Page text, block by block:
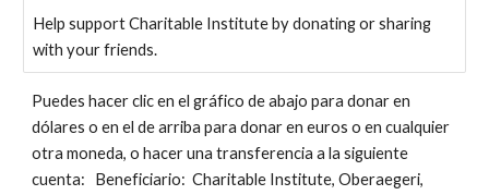
Help support Charitable Institute by donating or sharing
with your friends.
Puedes hacer clic en el gráfico de abajo para donar en
dólares o en el de arriba para donar en euros o en cualquier
otra moneda, o hacer una transferencia a la siguiente
cuenta: Beneficiario: Charitable Institute, Oberaegeri,